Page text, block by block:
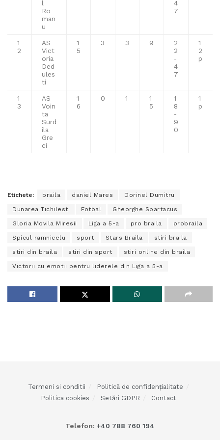
l
Ro
man
u
4
7
1
2
AS
Vict
oria
Ded
ules
ti
1
5
3 3 9
2
2
-
4
7
1
2
p
1
3
AS
Voin
ta
Surd
ila
Gre
ci
1
6
0 1
1
5
1
8
-
9
0
1
p
Etichete: braila daniel Mares Dorinel Dumitru
Dunarea Tichilesti Fotbal Gheorghe Spartacus
Gloria Movila Miresii Liga a 5-a pro braila probraila
Spicul ramnicelu sport Stars Braila stiri braila
stiri din braila stiri din sport stiri online din braila
Victorii cu emotii pentru liderele din Liga a 5-a
Termeni si conditii
Politică de confidențialitate
Politica cookies
Setări GDPR Contact
Telefon: +40 788 760 194